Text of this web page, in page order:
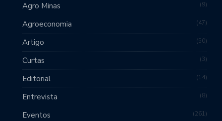
Agro Minas 9
Agroeconomia 47
Artigo 50
Curtas 3
Editorial 14
Entrevista 8
Eventos 261